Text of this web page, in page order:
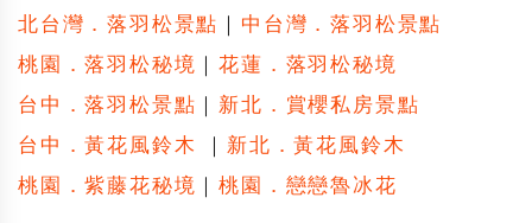
北台灣．落羽松景點 ｜ 中台灣．落羽松景點
桃園．落羽松秘境 ｜花蓮．落羽松秘境
台中．落羽松景點 ｜ 新北．賞櫻私房景點
台中．黃花風鈴木
｜ 新北．黃花風鈴木
桃園．紫藤花秘境 ｜桃園．戀戀魯冰花